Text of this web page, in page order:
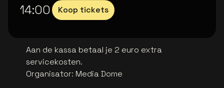
14:00 Koop tickets
Aan de kassa betaal je 2 euro extra
servicekosten.
Organisator: Media Dome